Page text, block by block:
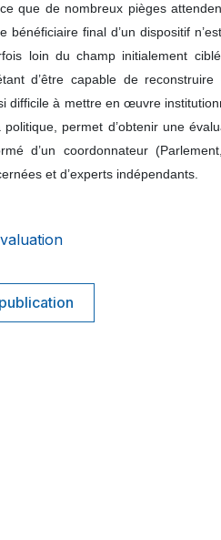
que de nombreux pièges
bénéficiaire final d’un dispositif
loin du champ initialement
d’être capable de
difficile à mettre en œuvre
permet d’obtenir une
d’un coordonnateur
et d’experts indépendants.